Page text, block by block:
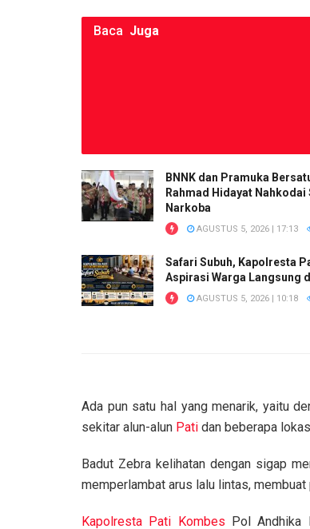
Baca Juga
BNNK dan Pramuka
Rahmad Hidayat Nahkodai
Narkoba
AGUSTUS 5, 2026 | 17:13
Safari Subuh, Kapolresta
Aspirasi Warga Langsung
AGUSTUS 5, 2026 | 10:18
Ada pun satu hal yang menarik, yaitu
sekitar alun-alun Pati dan beberapa
Badut Zebra kelihatan dengan sigap
memperlambat arus lalu lintas,
Kapolresta Pati Kombes Pol Andhika